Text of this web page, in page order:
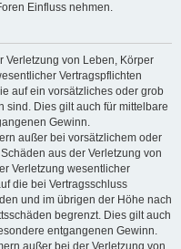
Einfluss nehmen.
Verletzung von Leben, Körper
Vertragspflichten
auf ein vorsätzliches oder grob
sind. Dies gilt auch für mittelbare
Gewinn.
außer bei vorsätzlichem oder
aus der Verletzung von
Verletzung wesentlicher
die bei Vertragsschluss
und im übrigen der Höhe nach
begrenzt. Dies gilt auch
entgangenen Gewinn.
außer bei der Verletzung von